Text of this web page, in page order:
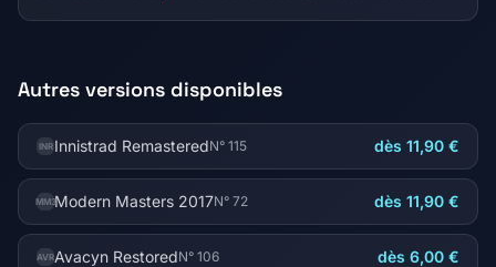
Autres versions disponibles
INR Innistrad RemasteredN° 115 dès 11,90 €
MM3Modern Masters 2017N° 72 dès 11,90 €
AVRAvacyn RestoredN° 106 dès 6,00 €